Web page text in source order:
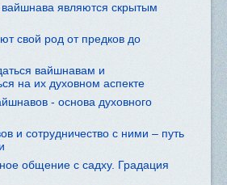
вайшнава являются скрытым
свой род от предков до
вайшнавам и
на их духовном аспекте
- основа духовного
и сотрудничество с ними – путь
общение с садху. Градация